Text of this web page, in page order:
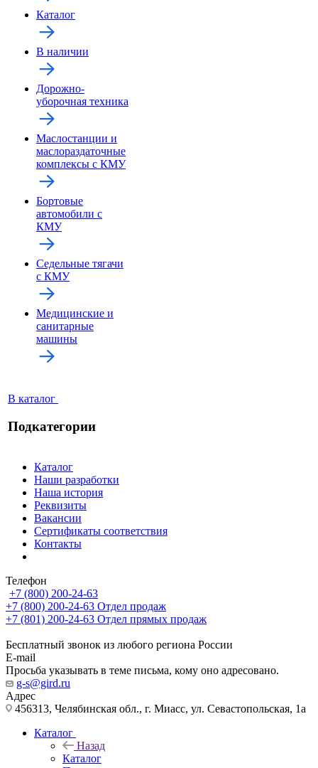
Каталог
В наличии
Дорожно-
уборочная техника
Маслостанции и
маслораздаточные
комплексы с КМУ
Бортовые
автомобили с
КМУ
Седельные тягачи
с КМУ
Медицинские и
санитарные
машины
В каталог
Подкатегории
Каталог
Наши разработки
Наша история
Реквизиты
Вакансии
Сертификаты соответствия
Контакты
Телефон
+7 (800) 200-24-63
+7 (800) 200-24-63 Отдел продаж
+7 (801) 200-24-63 Отдел прямых продаж
Бесплатный звонок из любого региона России
E-mail
Просьба указывать в теме письма, кому оно адресовано.
g-s@gird.ru
Адрес
456313, Челябинская обл., г. Миасс, ул. Севастопольская, 1а
Каталог
Назад
Каталог